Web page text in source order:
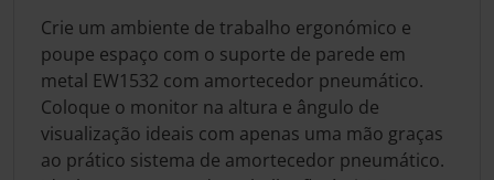
Crie um ambiente de trabalho ergonómico e
poupe espaço com o suporte de parede em
metal EW1532 com amortecedor pneumático.
Coloque o monitor na altura e ângulo de
visualização ideais com apenas uma mão graças
ao prático sistema de amortecedor pneumático.